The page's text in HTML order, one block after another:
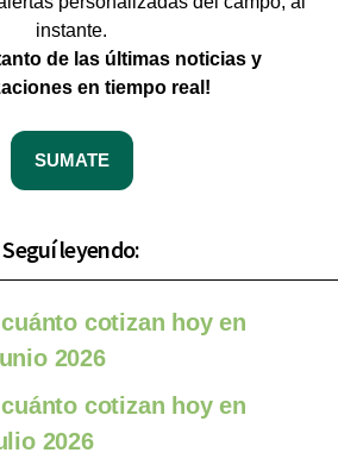
instante.
de las últimas noticias y
en tiempo real!
SUMATE
Seguí leyendo:
cotizan hoy en
2026
cotizan hoy en
2026